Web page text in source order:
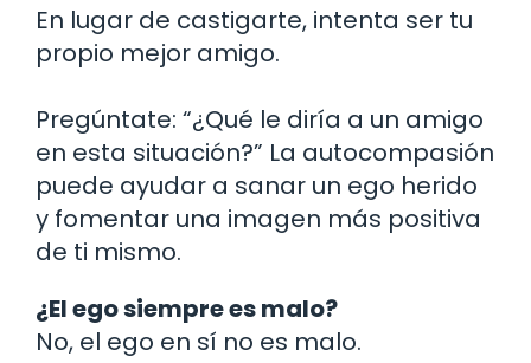
En lugar de castigarte, intenta ser tu
propio mejor amigo.
Pregúntate: “¿Qué le diría a un amigo
en esta situación?” La autocompasión
puede ayudar a sanar un ego herido
y fomentar una imagen más positiva
de ti mismo.
¿El ego siempre es malo?
No, el ego en sí no es malo.